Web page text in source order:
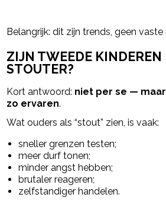
Belangrijk: dit zijn trends, geen vaste
ZIJN TWEEDE KINDEREN
STOUTER?
Kort antwoord: niet per se —
zo ervaren.
Wat ouders als “stout” zien, is vaak:
sneller grenzen testen;
meer durf tonen;
minder angst hebben;
brutaler reageren;
zelfstandiger handelen.